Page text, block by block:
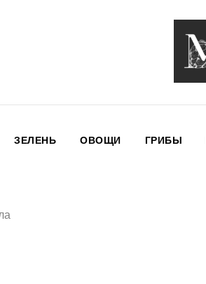
ЗЕЛЕНЬ ОВОЩИ ГРИБЫ